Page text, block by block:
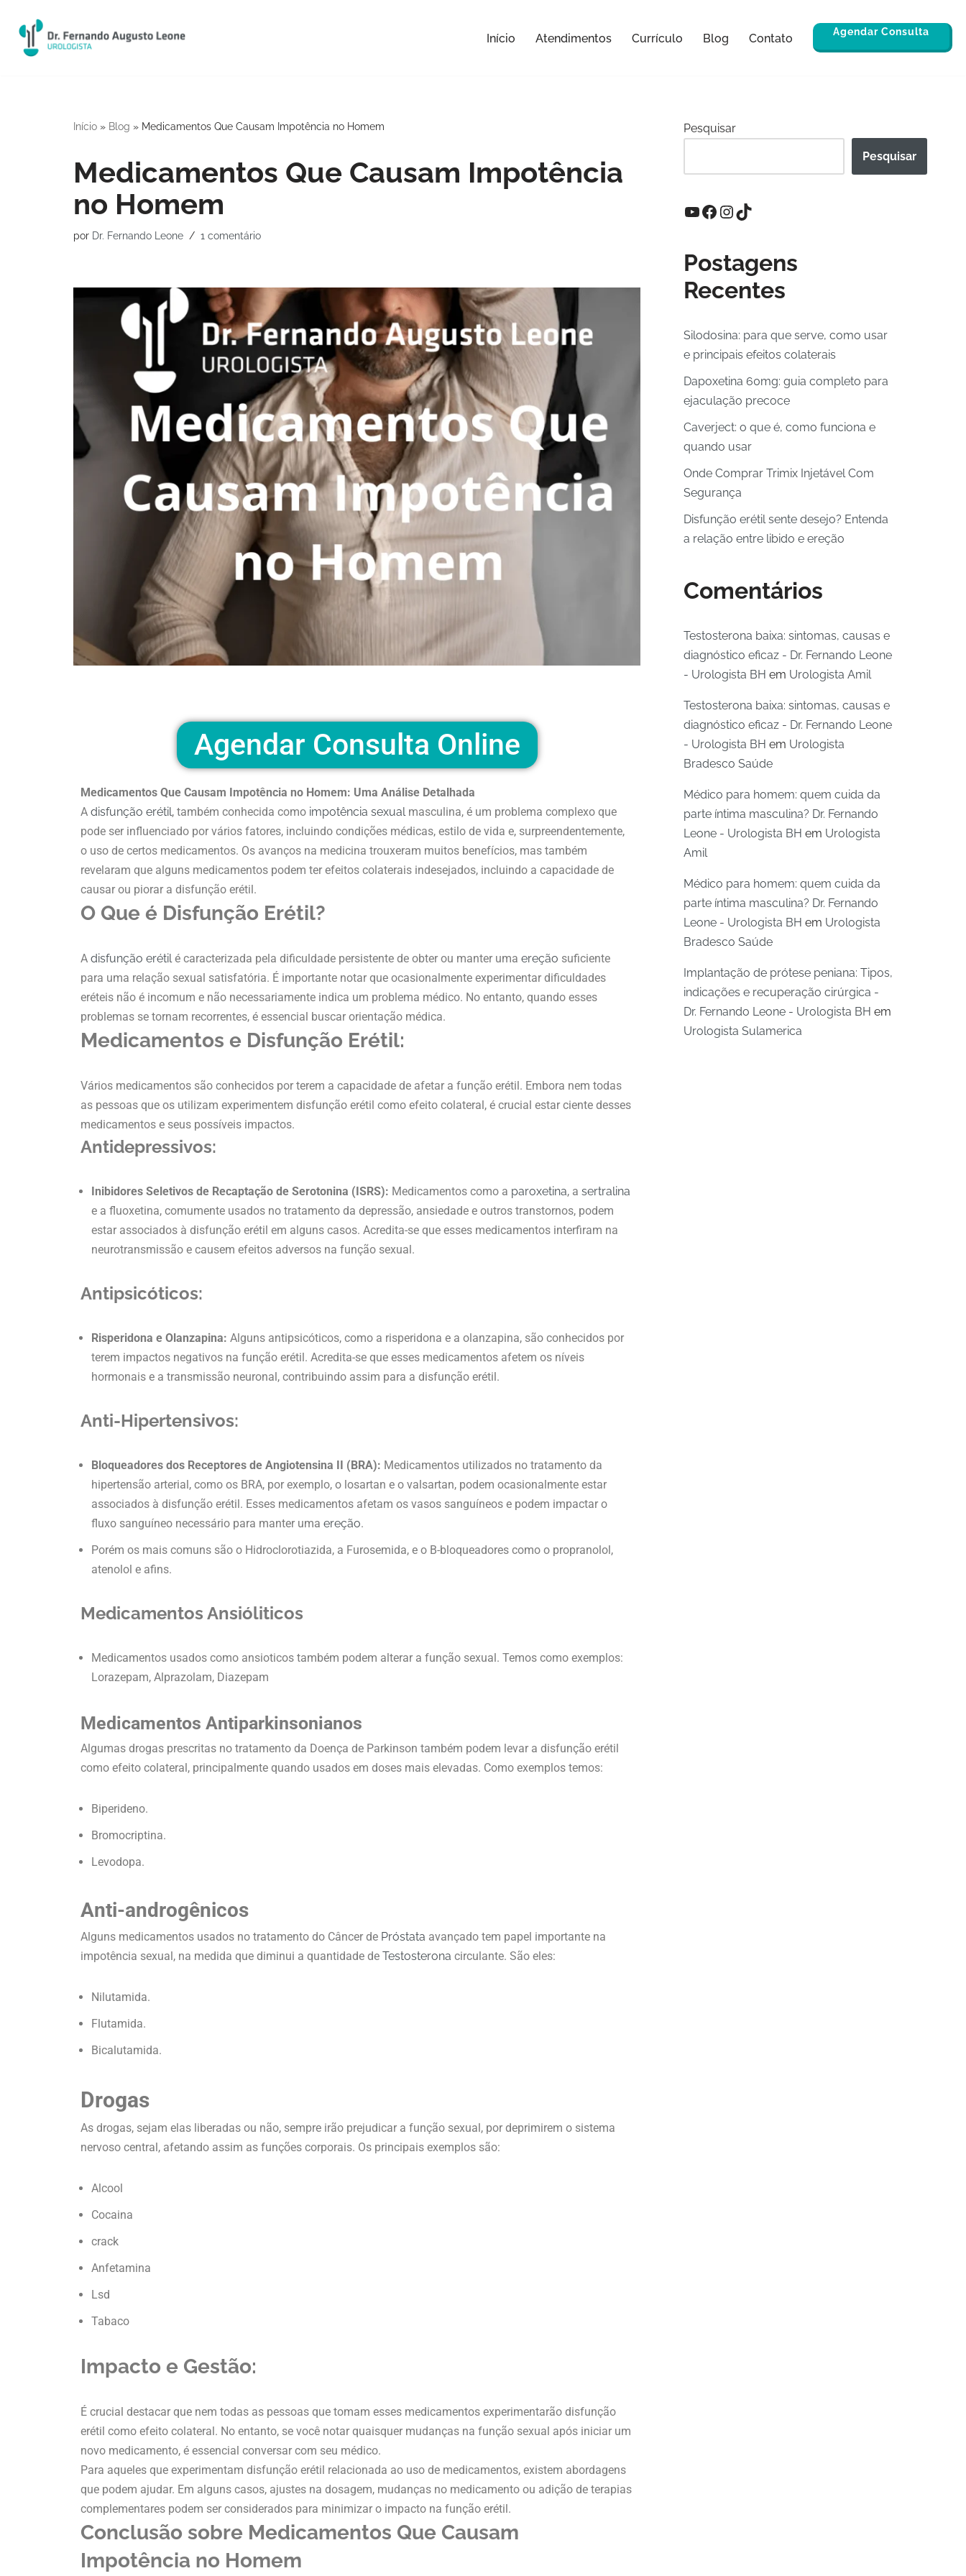
Pular
para
Início Atendimentos Currículo Blog Contato Agendar Consulta
Início » Blog » Medicamentos Que Causam Impotência no Homem
Medicamentos Que Causam Impotência
no Homem
por Dr. Fernando Leone 1 comentário
Agendar Consulta Online
Medicamentos Que Causam Impotência no Homem: Uma Análise Detalhada
A disfunção erétil, também conhecida como impotência sexualmasculina, é um problema complexo que
pode ser influenciado por vários fatores, incluindo condições médicas, estilo de vida e, surpreendentemente,
o uso de certos medicamentos. Os avanços na medicina trouxeram muitos benefícios, mas também
revelaram que alguns medicamentos podem ter efeitos colaterais indesejados, incluindo a capacidade de
causar ou piorar a disfunção erétil.
O Que é Disfunção Erétil?
A disfunção erétilé caracterizada pela dificuldade persistente de obter ou manter uma ereção suficiente
para uma relação sexual satisfatória. É importante notar que ocasionalmente experimentar dificuldades
eréteis não é incomum e não necessariamente indica um problema médico. No entanto, quando esses
problemas se tornam recorrentes, é essencial buscar orientação médica.
Medicamentos e Disfunção Erétil:
Vários medicamentos são conhecidos por terem a capacidade de afetar a função erétil. Embora nem todas
as pessoas que os utilizam experimentem disfunção erétil como efeito colateral, é crucial estar ciente desses
medicamentos e seus possíveis impactos.
Antidepressivos:
Inibidores Seletivos de Recaptação de Serotonina (ISRS): Medicamentos como a paroxetina, a sertralina
e a fluoxetina, comumente usados no tratamento da depressão, ansiedade e outros transtornos, podem
estar associados à disfunção erétil em alguns casos. Acredita-se que esses medicamentos interfiram na
neurotransmissão e causem efeitos adversos na função sexual.
Antipsicóticos:
Risperidona e Olanzapina: Alguns antipsicóticos, como a risperidona e a olanzapina, são conhecidos por
terem impactos negativos na função erétil. Acredita-se que esses medicamentos afetem os níveis
hormonais e a transmissão neuronal, contribuindo assim para a disfunção erétil.
Anti-Hipertensivos:
Bloqueadores dos Receptores de Angiotensina II (BRA): Medicamentos utilizados no tratamento da
hipertensão arterial, como os BRA, por exemplo, o losartan e o valsartan, podem ocasionalmente estar
associados à disfunção erétil. Esses medicamentos afetam os vasos sanguíneos e podem impactar o
fluxo sanguíneo necessário para manter uma ereção.
Porém os mais comuns são o Hidroclorotiazida, a Furosemida, e o B-bloqueadores como o propranolol,
atenolol e afins.
Medicamentos Ansióliticos
Medicamentos usados como ansioticos também podem alterar a função sexual. Temos como exemplos:
Lorazepam, Alprazolam, Diazepam
Medicamentos Antiparkinsonianos
Algumas drogas prescritas no tratamento da Doença de Parkinson também podem levar a disfunção erétil
como efeito colateral, principalmente quando usados em doses mais elevadas. Como exemplos temos:
Biperideno.
Bromocriptina.
Levodopa.
Anti-androgênicos
Alguns medicamentos usados no tratamento do Câncer de Próstata avançado tem papel importante na
impotência sexual, na medida que diminui a quantidade de Testosterona circulante. São eles:
Nilutamida.
Flutamida.
Bicalutamida.
Drogas
As drogas, sejam elas liberadas ou não, sempre irão prejudicar a função sexual, por deprimirem o sistema
nervoso central, afetando assim as funções corporais. Os principais exemplos são:
Alcool
Cocaina
crack
Anfetamina
Lsd
Tabaco
Impacto e Gestão:
É crucial destacar que nem todas as pessoas que tomam esses medicamentos experimentarão disfunção
erétil como efeito colateral. No entanto, se você notar quaisquer mudanças na função sexual após iniciar um
novo medicamento, é essencial conversar com seu médico.
Para aqueles que experimentam disfunção erétil relacionada ao uso de medicamentos, existem abordagens
que podem ajudar. Em alguns casos, ajustes na dosagem, mudanças no medicamento ou adição de terapias
complementares podem ser considerados para minimizar o impacto na função erétil.
Conclusão sobre Medicamentos Que Causam
Impotência no Homem
Pesquisar
Pesquisar
Postagens
Recentes
Silodosina: para que serve, como usar
e principais efeitos colaterais
Dapoxetina 60mg: guia completo para
ejaculação precoce
Caverject: o que é, como funciona e
quando usar
Onde Comprar Trimix Injetável Com
Segurança
Disfunção erétil sente desejo? Entenda
a relação entre libido e ereção
Comentários
Testosterona baixa: sintomas, causas e
diagnóstico eficaz - Dr. Fernando Leone
- Urologista BH em Urologista Amil
Testosterona baixa: sintomas, causas e
diagnóstico eficaz - Dr. Fernando Leone
- Urologista BH em Urologista
Bradesco Saúde
Médico para homem: quem cuida da
parte íntima masculina? Dr. Fernando
Leone - Urologista BH em Urologista
Amil
Médico para homem: quem cuida da
parte íntima masculina? Dr. Fernando
Leone - Urologista BH em Urologista
Bradesco Saúde
Implantação de prótese peniana: Tipos,
indicações e recuperação cirúrgica -
Dr. Fernando Leone - Urologista BH em
Urologista Sulamerica